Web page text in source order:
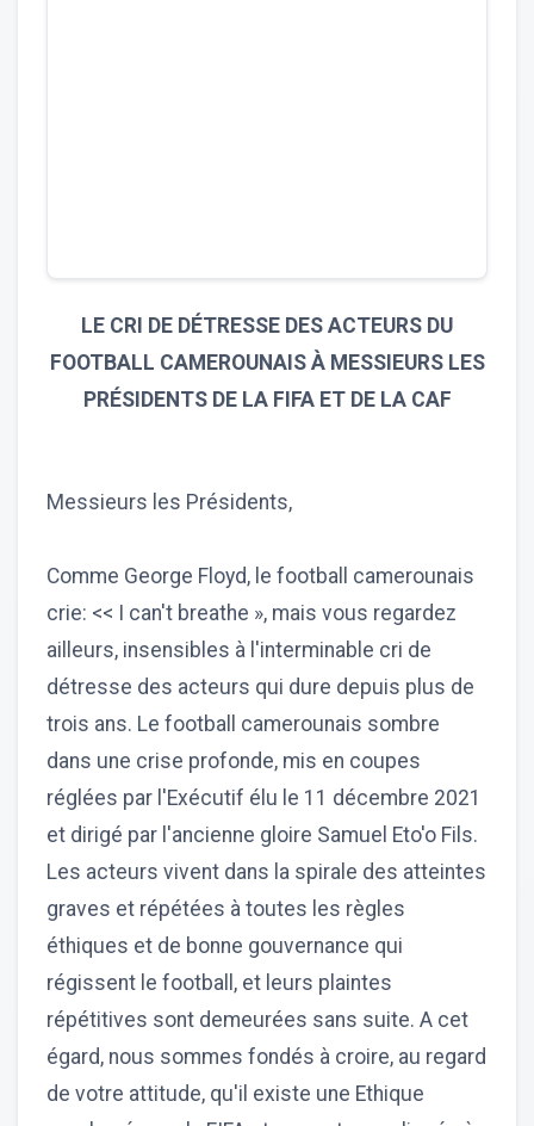
LE CRI DE DÉTRESSE DES ACTEURS DU
FOOTBALL CAMEROUNAIS À MESSIEURS LES
PRÉSIDENTS DE LA FIFA ET DE LA CAF
Messieurs les Présidents,
Comme George Floyd, le football camerounais
crie: << I can't breathe », mais vous regardez
ailleurs, insensibles à l'interminable cri de
détresse des acteurs qui dure depuis plus de
trois ans. Le football camerounais sombre
dans une crise profonde, mis en coupes
réglées par l'Exécutif élu le 11 décembre 2021
et dirigé par l'ancienne gloire Samuel Eto'o Fils.
Les acteurs vivent dans la spirale des atteintes
graves et répétées à toutes les règles
éthiques et de bonne gouvernance qui
régissent le football, et leurs plaintes
répétitives sont demeurées sans suite. A cet
égard, nous sommes fondés à croire, au regard
de votre attitude, qu'il existe une Ethique